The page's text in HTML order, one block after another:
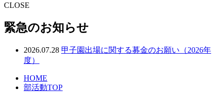
CLOSE
緊急のお知らせ
2026.07.28 甲子園出場に関する募金のお願い（2026年
度）
HOME
部活動TOP